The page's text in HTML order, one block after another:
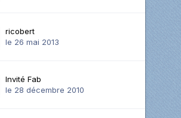
ricobert
le 26 mai 2013
Invité Fab
le 28 décembre 2010